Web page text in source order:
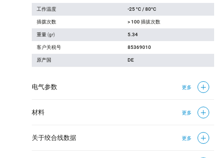
工作温度 -25 °C / 80°C
插拨次数 > 100 插拔次数
重量 (gr) 5.34
客户关税号 85369010
原产国 DE
电气参数 更多
材料 更多
关于绞合线数据 更多